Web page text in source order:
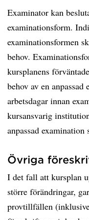
Examinator kan
examinationsform.
examinationsformen
behov.
kursplanens
behov av en anpassad
arbetsdagar innan
kursansvarig
anpassad examination
Övriga
I det fall att kursplan
större förändringar,
provtillfällen